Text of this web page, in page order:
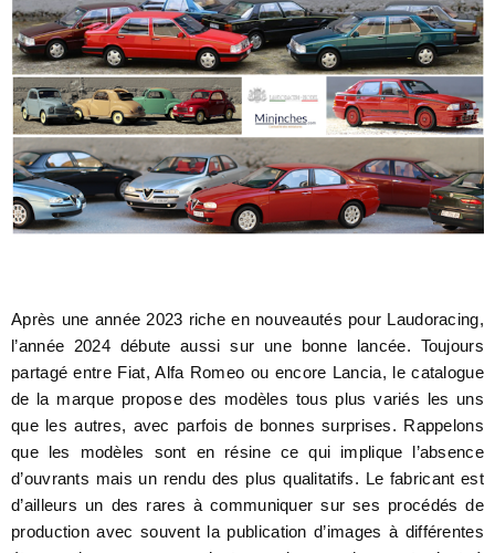
Après une année 2023 riche en nouveautés pour Laudoracing,
l’année 2024 débute aussi sur une bonne lancée. Toujours
partagé entre Fiat, Alfa Romeo ou encore Lancia, le catalogue
de la marque propose des modèles tous plus variés les uns
que les autres, avec parfois de bonnes surprises. Rappelons
que les modèles sont en résine ce qui implique l’absence
d’ouvrants mais un rendu des plus qualitatifs. Le fabricant est
d’ailleurs un des rares à communiquer sur ses procédés de
production avec souvent la publication d’images à différentes